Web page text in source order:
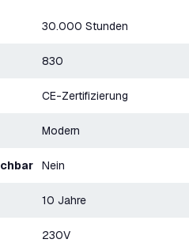
30.000 Stunden
830
CE-Zertifizierung
Modern
Nein
10 Jahre
230V